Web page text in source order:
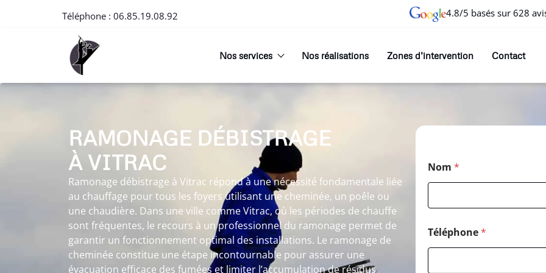
Téléphone : 06.85.19.08.92 4.8/5 basés sur 628
Nos services Nos réalisations Zones d’intervention Contact
RAMONAGE DÉBISTRAGE
À VITRAC
Ramonage débistrage à Vitrac répond à une nécessité fondamentale liée
au chauffage pour tous les foyers utilisant une cheminée, un poêle ou
une chaudière. Dans une ville comme Vitrac, où les périodes de chauffe
sont fréquentes, le recours à un professionnel du ramonage permet de
garantir un fonctionnement optimal des installations. Le ramonage de
cheminée constitue une étape incontournable pour assurer une
évacuation efficace des fumées et limiter l’accumulation de résidus
Nom *
Téléphone*